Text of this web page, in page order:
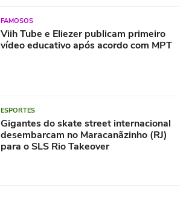
FAMOSOS
Viih Tube e Eliezer publicam primeiro
vídeo educativo após acordo com MPT
ESPORTES
Gigantes do skate street internacional
desembarcam no Maracanãzinho (RJ)
para o SLS Rio Takeover